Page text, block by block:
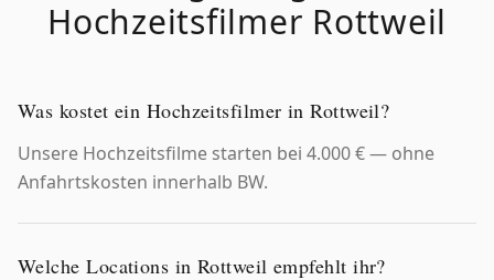
Hochzeitsfilmer Rottweil
Was kostet ein Hochzeitsfilmer in Rottweil?
Unsere Hochzeitsfilme starten bei 4.000 € — ohne
Anfahrtskosten innerhalb BW.
Welche Locations in Rottweil empfehlt ihr?